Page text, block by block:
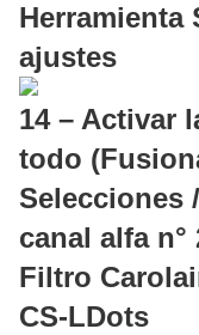
Herramienta
ajustes
14 – Activar
todo
Selecciones
canal alfa n°
Filtro
CS-LDots